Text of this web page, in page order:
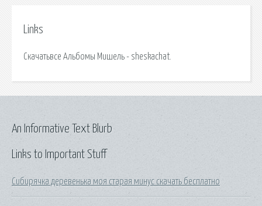
Links
Скачатьвсе Альбомы Мишель - sheskachat.
Links to Important Stuff
Сибирячка деревенька моя старая минус скачать бесплатно
An Informative Text Blurb